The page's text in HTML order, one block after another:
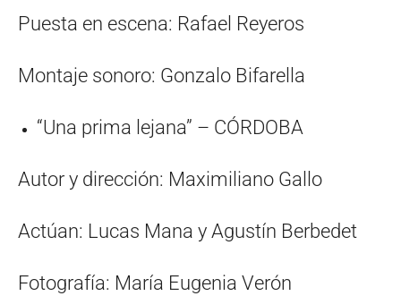
Puesta en escena: Rafael Reyeros
Montaje sonoro: Gonzalo Bifarella
“Una prima lejana” – CÓRDOBA
Autor y dirección: Maximiliano Gallo
Actúan: Lucas Mana y Agustín Berbedet
Fotografía: María Eugenia Verón